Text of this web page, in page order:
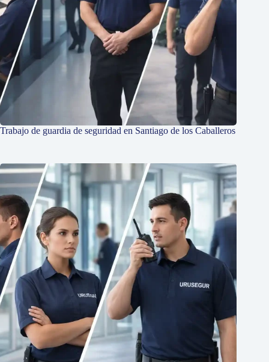
Trabajo de guardia de seguridad en Santiago de los Caballeros